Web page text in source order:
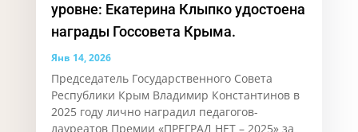
уровне: Екатерина Клыпко удостоена
награды Госсовета Крыма.
Янв 14, 2026
Председатель Государственного Совета
Республики Крым Владимир Константинов в
2025 году лично наградил педагогов-
лауреатов Премии «ПРЕГРАД НЕТ – 2025» за